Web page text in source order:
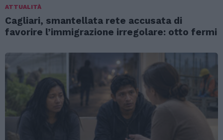
ATTUALITÀ
Cagliari, smantellata rete accusata di
favorire l’immigrazione irregolare: otto fermi